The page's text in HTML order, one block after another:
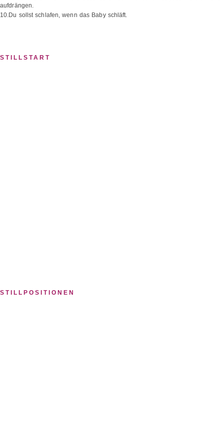
aufdrängen.
10.Du sollst schlafen, wenn das Baby schläft.
STILLSTART
STILLPOSITIONEN